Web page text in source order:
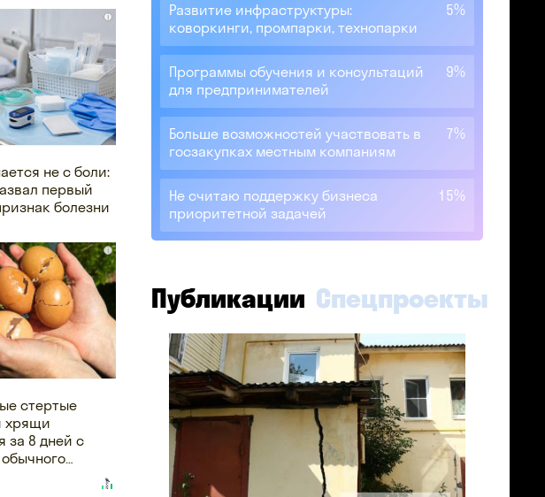
i
не с боли:
первый
болезни
i
стертые
хрящи
за 8 дней с
Развитие инфраструктуры:
коворкинги, промпарки, технопарки
5%
Программы обучения и консультаций
для предпринимателей
9%
Больше возможностей участвовать в
госзакупках местным компаниям
7%
Не считаю поддержку бизнеса
приоритетной задачей
15%
Публикации Спецпроекты